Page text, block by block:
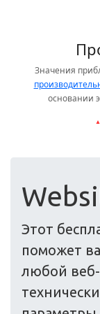
Этот
поможет
любой